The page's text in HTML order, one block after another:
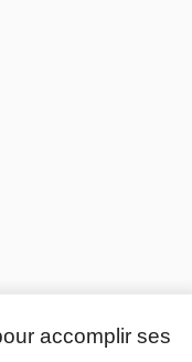
accomplir ses